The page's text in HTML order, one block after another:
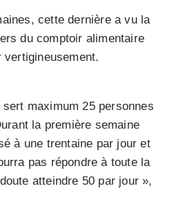
cette dernière a vu la
du comptoir alimentaire
vertigineusement.
maximum 25 personnes
la première semaine
à une trentaine par jour et
pas répondre à toute la
atteindre 50 par jour »,